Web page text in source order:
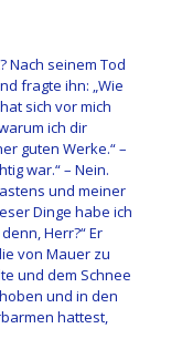
Nach seinem Tod
fragte ihn: „Wie
sich vor mich
ich dir
guten Werke.“ –
war.“ – Nein.
und meiner
Dinge habe ich
Herr?“ Er
von Mauer zu
und dem Schnee
und in den
hattest,